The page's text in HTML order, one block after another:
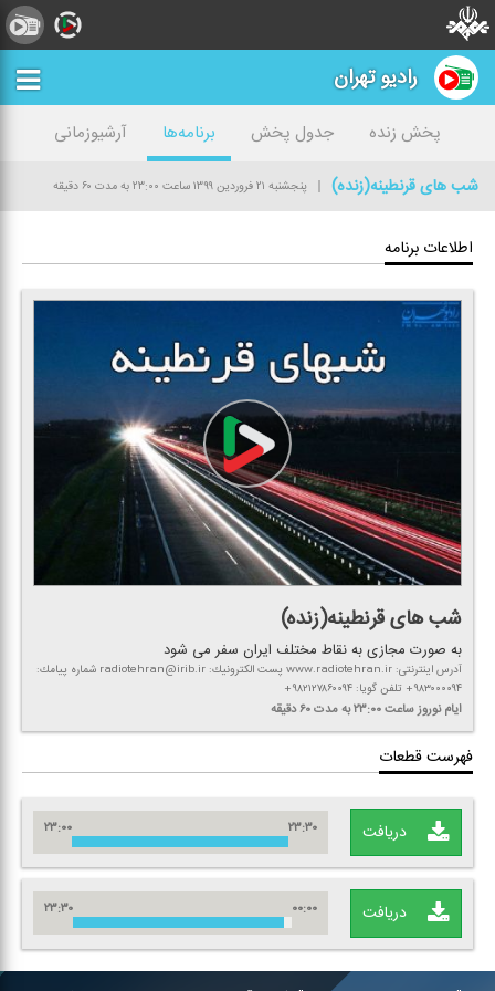
رادیو تهران
پخش زنده جدول پخش برنامه‌ها
آرشیوزمانی
شب های قرنطینه(زنده)
پنجشنبه ۲۱ فروردین ۱۳۹۹ ساعت ۲۳:۰۰ به مدت ۶۰ دقیقه
اطلاعات برنامه
شب های قرنطینه(زنده)
به صورت مجازی به نقاط مختلف ایران سفر می شود
آدرس اینترنتی: www.radiotehran.ir پست الكترونیك: radiotehran@irib.ir شماره پیامك:
۹۸۳۰۰۰۰۹۴+ تلفن گویا: ۹۸۲۱۲۷۸۶۰۰۹۴+
ایام نوروزساعت ۲۳:۰۰ به مدت ۶۰ دقیقه
فهرست قطعات
دریافت ۲۳:۰۰ ۲۳:۳۰
دریافت ۲۳:۳۰ ۰۰:۰۰